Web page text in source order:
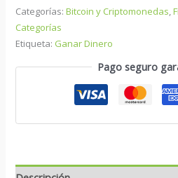
Categorías:Bitcoin y Criptomonedas,
Categorías
Etiqueta: Ganar Dinero
Pago seguro